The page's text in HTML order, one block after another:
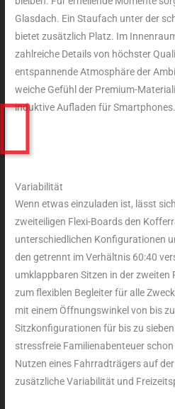
Glasdach. Ein Staufach unter der
bietet zusätzlich Platz. Im
zahlreiche Details von höchster
entspannende Atmosphäre der
weiche Gefühl der Premium-
induktive Aufladen für Smartphones.
Variabilität
Wenn etwas einzuladen ist, lässt
zweiteiligen Flexi-Boards den
unterschiedlichen Konfigurationen
den getrennt im Verhältnis 60:40
umklappbaren Sitzen in der zweiten
zum flexiblen Begleiter für alle
mit einem Öffnungswinkel von bis
Sitzkonfigurationen für bis zu
stressfreie Familienabenteuer
Nutzen eines Fahrradträgers auf
zusätzliche Variabilität und